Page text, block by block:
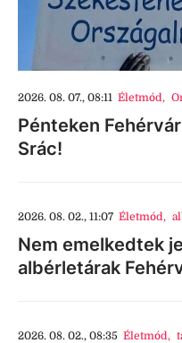
2026. 08. 07., 08:11 Életmód,
Pénteken
Srác!
2026. 08. 02., 11:07 Életmód,
Nem emelkedtek
albérletárak
2026. 08. 02., 08:35 Életmód,